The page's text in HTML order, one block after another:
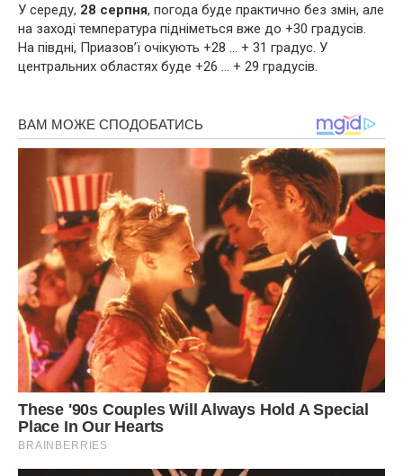
У середу, 28 серпня, погода буде практично без змін, але
на заході температура підніметься вже до +30 градусів.
На півдні, Приазов’ї очікують +28 … + 31 градус. У
центральних областях буде +26 … + 29 градусів.